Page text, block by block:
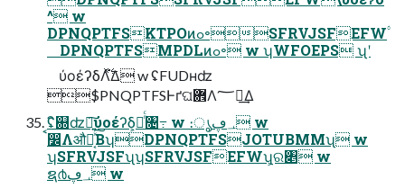
^ w
DPNQPTFSKTPOͷߋ৽SFRVJSFEFW۟
DPNQPTFSMPDLͷߋ৽ w ʮWFOEPS ʯʹ
ύοέʔδΛ࣋ͬͯ͘Δ w ʢFUDʜʣ
$PNQPTFSͰґଘؔ܎Λ؅ཧ͢Δ
ʢิ଍ʣ৽͍͠ύοέʔδ͕ೖͬͨ৔߹ w ։ൃ؀ڥ w
ࠩ෼Λऔಘ͔ͯ͠ΒʮDPNQPTFSJOTUBMMʯ w
ʮSFRVJSFʯʮSFRVJSFEFWʯ͕ର৅ w
ຊ൪؀ڥ w